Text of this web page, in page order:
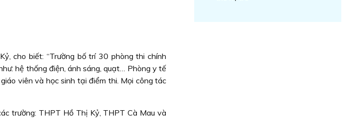
cho biết: “Trường bố trí 30 phòng thi chính
hệ thống điện, ánh sáng, quạt… Phòng y tế
viên và học sinh tại điểm thi. Mọi công tác
trường: THPT Hồ Thị Kỷ, THPT Cà Mau và